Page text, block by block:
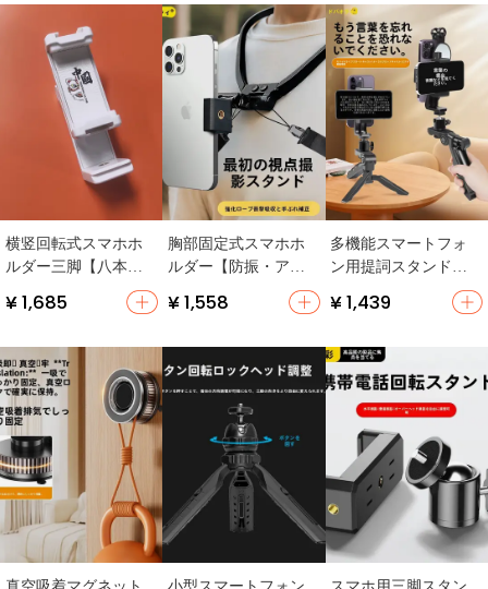
アップ対応）
横竖回転式スマホホ
ルダー三脚【八本
足・ユニバーサル冷
靴クリップ・カメラ
¥ 1,685
胸部固定式スマホホ
ルダー【防振・アウ
トドア・バイク用・V
log撮影対応・GoPro適
¥ 1,558
多機能スマートフォ
ン用提詞スタンド
【デスクトップ・両
面・ハンドヘルド・
¥ 1,439
真空吸着マグネット
小型スマートフォン
スマホ用三脚スタン